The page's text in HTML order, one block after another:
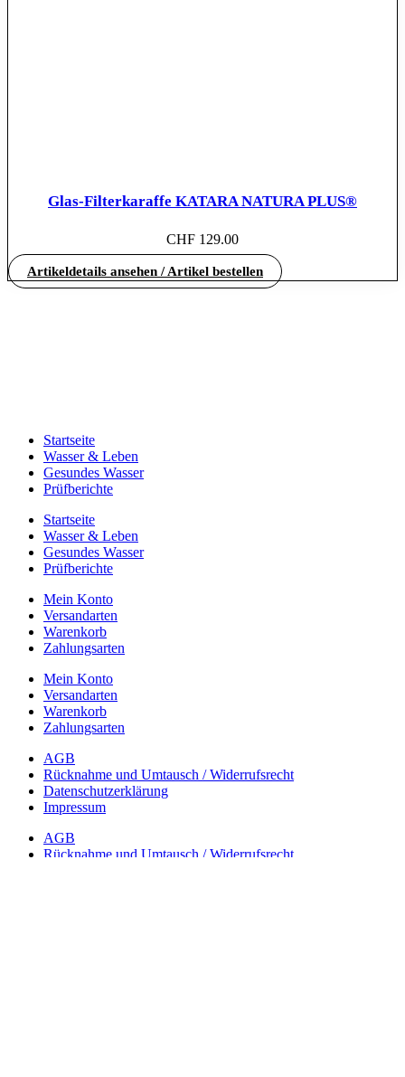
Glas-Filterkaraffe KATARA NATURA PLUS®
CHF 129.00
Artikeldetails ansehen / Artikel bestellen
Startseite
Wasser & Leben
Gesundes Wasser
Prüfberichte
Startseite
Wasser & Leben
Gesundes Wasser
Prüfberichte
Mein Konto
Versandarten
Warenkorb
Zahlungsarten
Mein Konto
Versandarten
Warenkorb
Zahlungsarten
AGB
Rücknahme und Umtausch / Widerrufsrecht
Datenschutzerklärung
Impressum
AGB
Rücknahme und Umtausch / Widerrufsrecht